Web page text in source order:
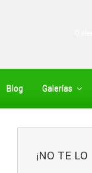
Blog Galerías
¡NO TE